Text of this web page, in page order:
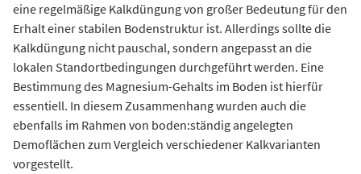
eine regelmäßige Kalkdüngung von großer Bedeutung für den
Erhalt einer stabilen Bodenstruktur ist. Allerdings sollte die
Kalkdüngung nicht pauschal, sondern angepasst an die
lokalen Standortbedingungen durchgeführt werden. Eine
Bestimmung des Magnesium-Gehalts im Boden ist hierfür
essentiell. In diesem Zusammenhang wurden auch die
ebenfalls im Rahmen von boden:ständig angelegten
Demoflächen zum Vergleich verschiedener Kalkvarianten
vorgestellt.